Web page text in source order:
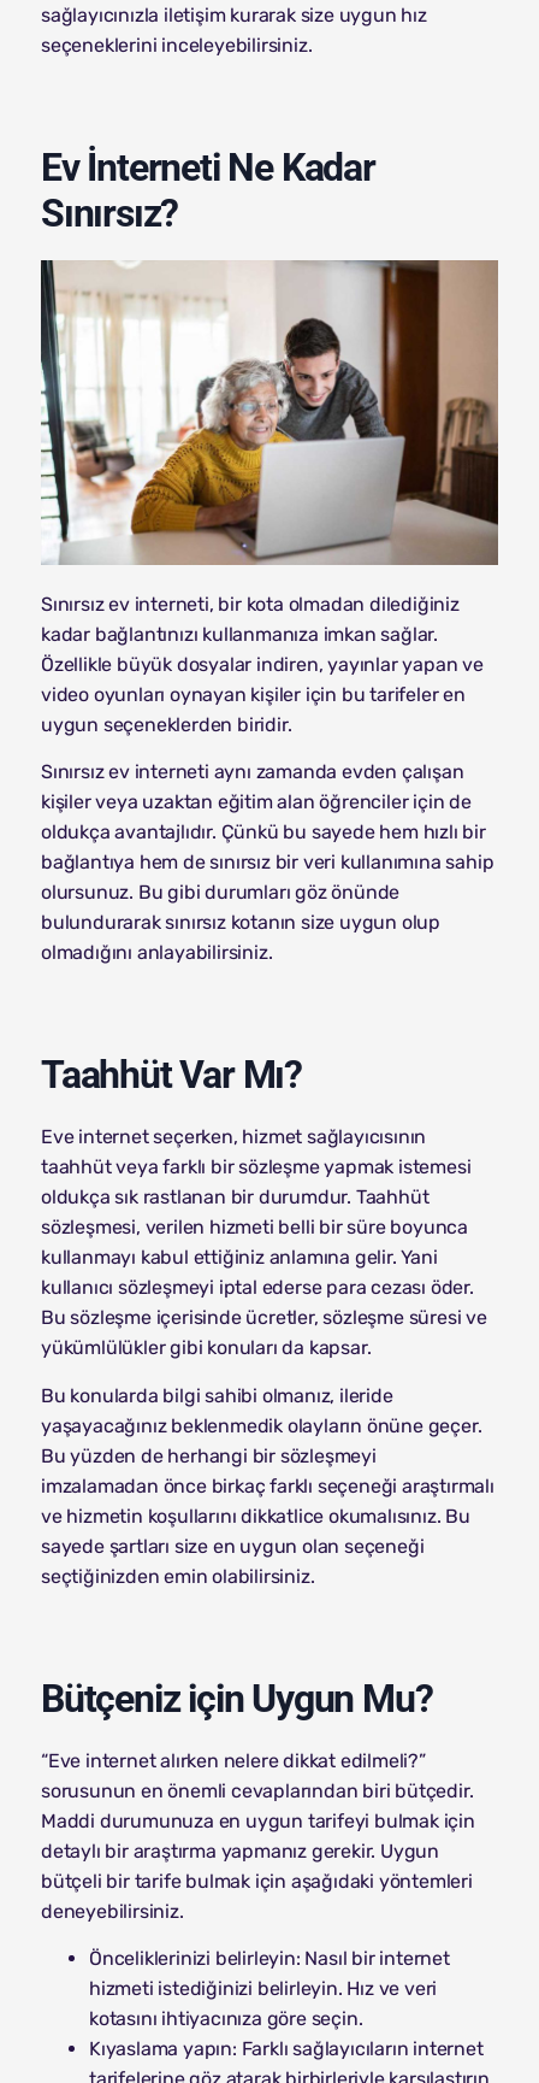
sağlayıcınızla iletişim kurarak size uygun hız
seçeneklerini inceleyebilirsiniz.
Ev İnterneti Ne Kadar
Sınırsız?
Sınırsız ev interneti, bir kota olmadan dilediğiniz
kadar bağlantınızı kullanmanıza imkan sağlar.
Özellikle büyük dosyalar indiren, yayınlar yapan ve
video oyunları oynayan kişiler için bu tarifeler en
uygun seçeneklerden biridir.
Sınırsız ev interneti aynı zamanda evden çalışan
kişiler veya uzaktan eğitim alan öğrenciler için de
oldukça avantajlıdır. Çünkü bu sayede hem hızlı bir
bağlantıya hem de sınırsız bir veri kullanımına sahip
olursunuz. Bu gibi durumları göz önünde
bulundurarak sınırsız kotanın size uygun olup
olmadığını anlayabilirsiniz.
Taahhüt Var Mı?
Eve internet seçerken, hizmet sağlayıcısının
taahhüt veya farklı bir sözleşme yapmak istemesi
oldukça sık rastlanan bir durumdur. Taahhüt
sözleşmesi, verilen hizmeti belli bir süre boyunca
kullanmayı kabul ettiğiniz anlamına gelir. Yani
kullanıcı sözleşmeyi iptal ederse para cezası öder.
Bu sözleşme içerisinde ücretler, sözleşme süresi ve
yükümlülükler gibi konuları da kapsar.
Bu konularda bilgi sahibi olmanız, ileride
yaşayacağınız beklenmedik olayların önüne geçer.
Bu yüzden de herhangi bir sözleşmeyi
imzalamadan önce birkaç farklı seçeneği araştırmalı
ve hizmetin koşullarını dikkatlice okumalısınız. Bu
sayede şartları size en uygun olan seçeneği
seçtiğinizden emin olabilirsiniz.
Bütçeniz için Uygun Mu?
“Eve internet alırken nelere dikkat edilmeli?”
sorusunun en önemli cevaplarından biri bütçedir.
Maddi durumunuza en uygun tarifeyi bulmak için
detaylı bir araştırma yapmanız gerekir. Uygun
bütçeli bir tarife bulmak için aşağıdaki yöntemleri
deneyebilirsiniz.
Önceliklerinizi belirleyin: Nasıl bir internet
hizmeti istediğinizi belirleyin. Hız ve veri
kotasını ihtiyacınıza göre seçin.
Kıyaslama yapın: Farklı sağlayıcıların internet